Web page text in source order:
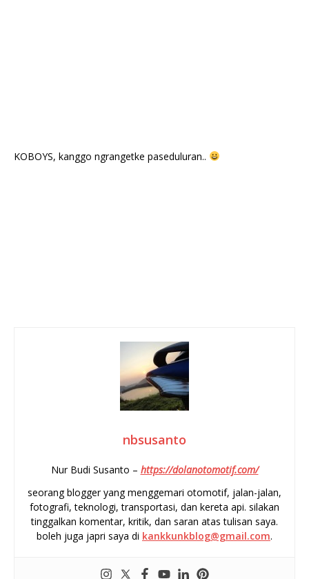
KOBOYS, kanggo ngrangetke paseduluran..
nbsusanto
Nur Budi Susanto – https://dolanotomotif.com/
seorang blogger yang menggemari otomotif, jalan-jalan,
fotografi, teknologi, transportasi, dan kereta api. silakan
tinggalkan komentar, kritik, dan saran atas tulisan saya.
boleh juga japri saya di kankkunkblog@gmail.com.